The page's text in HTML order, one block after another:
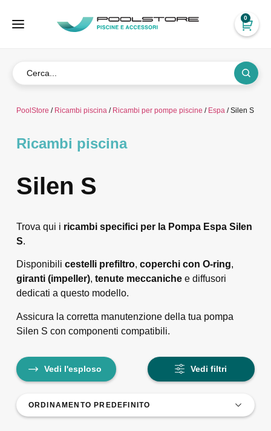
0
PoolStore / Ricambi piscina/ Ricambi per pompe piscine / Espa/ Silen S
Ricambi piscina
Silen S
Trova qui i ricambi specifici per la Pompa Espa Silen
S.
Disponibili cestelli prefiltro, coperchi con O-ring,
giranti (impeller), tenute meccanichee diffusori
dedicati a questo modello.
Assicura la corretta manutenzione della tua pompa
Silen S con componenti compatibili.
Vedi filtri
Vedi l'esploso